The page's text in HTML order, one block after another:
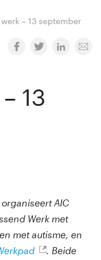
– 13 september
13
AIC
Werk met
met autisme, en
. Beide